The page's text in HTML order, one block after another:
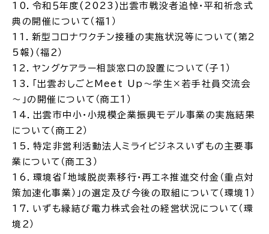
ライフライン
公共施設
便利なサービス
くらしの便利情報
10．令和５年度(2023)出雲市戦没者追悼・平和祈念式
典の開催について（福１）
11．新型コロナワクチン接種の実施状況等について(第2
5報)（福２）
12．ヤングケアラー相談窓口の設置について（子１）
13．「出雲おしごとMeet Up～学生×若手社員交流会
～」の開催について（商工１）
14．出雲市中小・小規模企業振興モデル事業の実施結果
について（商工２）
15．特定非営利活動法人ミライビジネスいずもの主要事
業について（商工３）
16．環境省「地域脱炭素移行・再エネ推進交付金（重点対
策加速化事業）」の選定及び今後の取組について（環境１）
17．いずも縁結び電力株式会社の経営状況について（環
境２）